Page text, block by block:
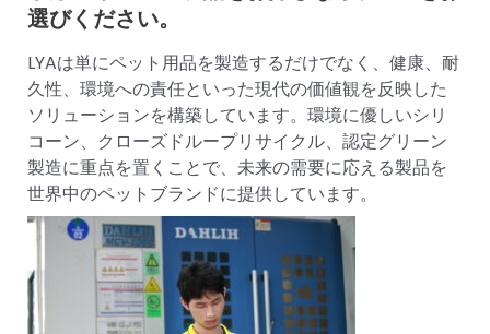
選びください。
LYAは単にペット用品を製造するだけでなく、健康、耐
久性、環境への責任といった現代の価値観を反映した
ソリューションを構築しています。環境に優しいシリ
コーン、クローズドループリサイクル、認定グリーン
製造に重点を置くことで、未来の需要に応える製品を
世界中のペットブランドに提供しています。